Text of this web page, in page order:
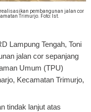
pembangunan jalan cor
Trimurjo. Foto: Ist.
Lampung Tengah, Toni
jalan cor sepanjang
Umum (TPU)
Kecamatan Trimurjo,
tindak lanjut atas